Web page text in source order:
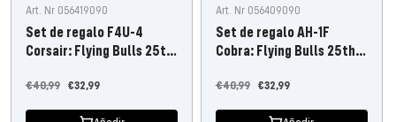
Art. Nr 056419090
Set de regalo F4U-4
Corsair: Flying Bulls 25th
Precio
€32,99
Precio
€40,99
Art. Nr 056409090
Set de regalo AH-1F
Cobra: Flying Bulls 25th
Precio
€32,99
Precio
€40,99